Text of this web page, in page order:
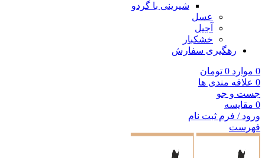
شیرینی با گردو
عسل
آجیل
خشکبار
رهگیری سفارش
0 موارد 0 تومان
0 علاقه مندی ها
جست و جو
0 مقایسه
ورود / فرم ثبت نام
فهرست